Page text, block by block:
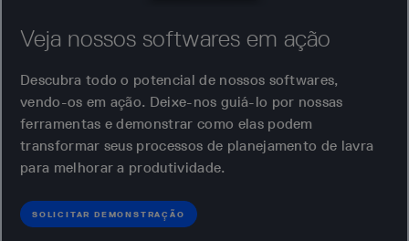
Veja nossos softwares em ação
Descubra todo o potencial de nossos softwares,
vendo-os em ação. Deixe-nos guiá-lo por nossas
ferramentas e demonstrar como elas podem
transformar seus processos de planejamento de lavra
para melhorar a produtividade.
SOLICITAR DEMONSTRAÇÃO